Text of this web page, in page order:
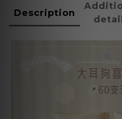
Description